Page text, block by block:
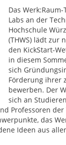
Das
Labs an der
Hochschule
(THWS) lädt zur
den KickStart-
in diesem
sich
Förderung ihrer
bewerben. Der
sich an
Professoren der
das
Ideen aus